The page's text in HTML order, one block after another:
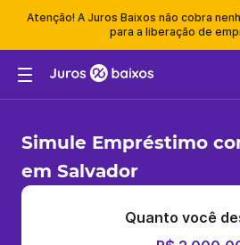
Atenção! A Juros Baixos não cobra
para a liberação de
Simule Empréstimo
em Salvador
Quanto você